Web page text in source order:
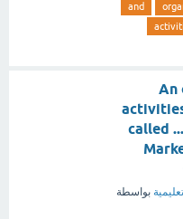
and
An
called
بواسطة